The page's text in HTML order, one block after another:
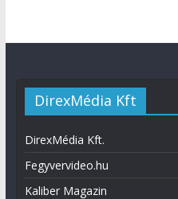
DirexMédia Kft
DirexMédia Kft.
Fegyvervideo.hu
Kaliber Magazin